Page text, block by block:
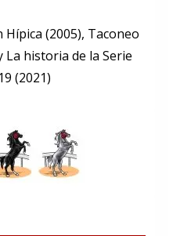
(2005), Taconeo
La historia de la Serie
(2021)